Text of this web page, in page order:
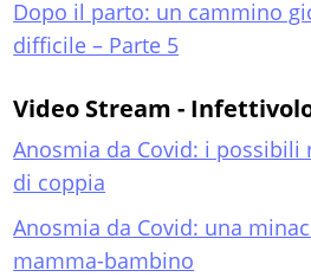
Dopo il parto: un cammino
difficile – Parte 5
Video Stream -
Anosmia da Covid: i
di coppia
Anosmia da Covid: una
mamma-bambino